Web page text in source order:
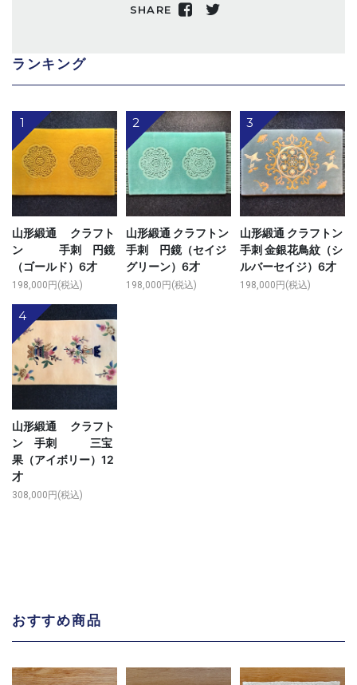
SHARE
ランキング
1
山形緞通 クラフト
ン 手刺 円鏡
（ゴールド）6才
198,000円(税込)
2
山形緞通 クラフトン
手刺 円鏡（セイジ
グリーン）6才
198,000円(税込)
3
山形緞通 クラフトン
手刺 金銀花鳥紋（シ
ルバーセイジ）6才
198,000円(税込)
4
山形緞通 クラフト
ン 手刺 三宝
果（アイボリー）12
才
308,000円(税込)
おすすめ商品